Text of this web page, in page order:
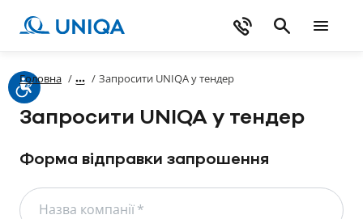
Головна / / Запросити UNIQA у тендер
Запросити UNIQA у тендер
Форма відправки запрошення
Назва компанії*